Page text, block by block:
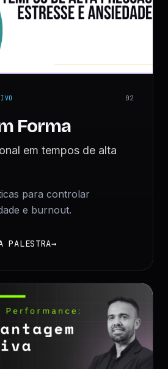
02
Forma
em tempos de alta
para controlar
e burnout.
PALESTRA→